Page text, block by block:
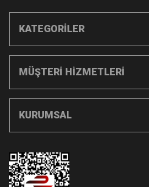
KATEGORİLER
MÜŞTERİ HİZMETLERİ
KURUMSAL